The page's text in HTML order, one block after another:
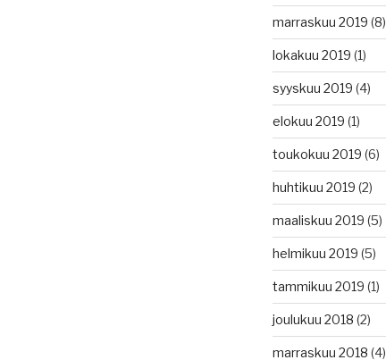
marraskuu 2019 (8)
lokakuu 2019 (1)
syyskuu 2019 (4)
elokuu 2019 (1)
toukokuu 2019 (6)
huhtikuu 2019 (2)
maaliskuu 2019 (5)
helmikuu 2019 (5)
tammikuu 2019 (1)
joulukuu 2018 (2)
marraskuu 2018 (4)